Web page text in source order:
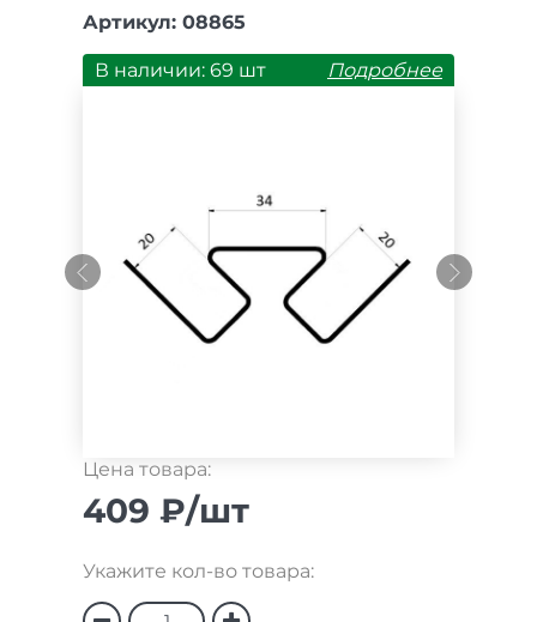
Артикул: 08865
В наличии: 69 шт Подробнее
Цена товара:
409 ₽/шт
Укажите кол-во товара: